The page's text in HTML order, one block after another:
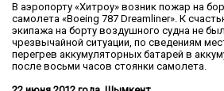
В аэропорту «Хитроу» возник пожар на
самолета «Boeing 787 Dreamliner». К
экипажа на борту воздушного судна не
чрезвычайной ситуации, по сведениям
перегрев аккумуляторных батарей в
после восьми часов стоянки самолета.